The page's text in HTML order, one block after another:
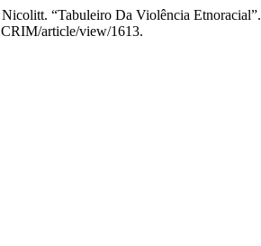
“Tabuleiro Da Violência Etnoracial”.
article/view/1613.